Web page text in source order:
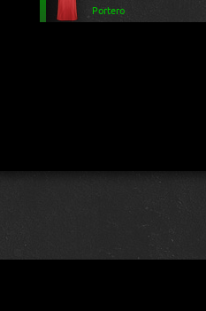
Portero